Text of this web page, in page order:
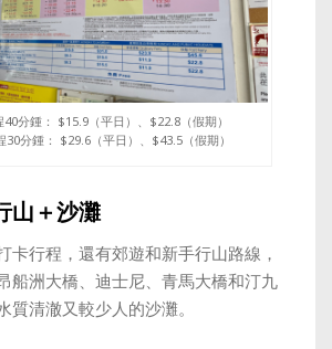
分鍾： $15.9（平日）、$22.8（假期）
30分鍾： $29.6（平日）、$43.5（假期）
山＋沙灘
卡行程，還有郊遊和新手行山路線，
船洲大橋、迪士尼、青馬大橋和汀九
質清澈又較少人的沙灘。